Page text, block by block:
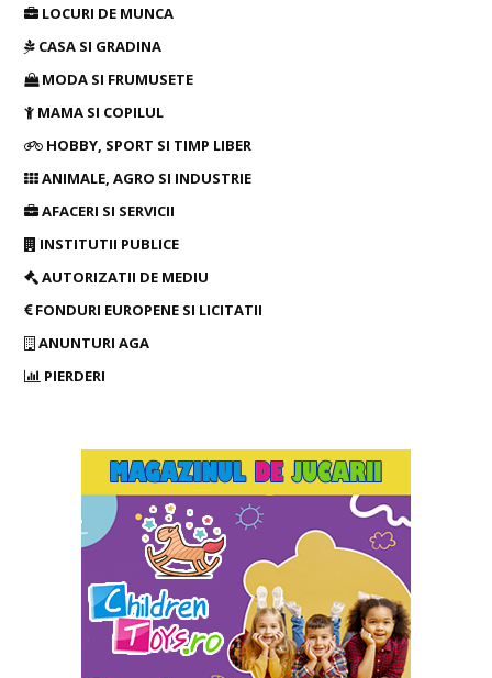
LOCURI DE MUNCA
CASA SI GRADINA
MODA SI FRUMUSETE
MAMA SI COPILUL
HOBBY, SPORT SI TIMP LIBER
ANIMALE, AGRO SI INDUSTRIE
AFACERI SI SERVICII
INSTITUTII PUBLICE
AUTORIZATII DE MEDIU
FONDURI EUROPENE SI LICITATII
ANUNTURI AGA
PIERDERI